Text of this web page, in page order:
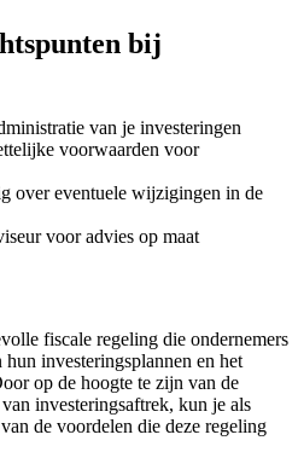
bij
van je investeringen
voorwaarden voor
over eventuele wijzigingen in de
voor advies op maat
fiscale regeling die ondernemers
investeringsplannen en het
op de hoogte te zijn van de
investeringsaftrek, kun je als
de voordelen die deze regeling